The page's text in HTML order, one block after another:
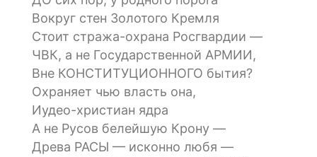
Вокруг стен Золотого Кремля
Стоит стража-охрана Росгвардии —
ЧВК, а не Государственной АРМИИ,
Вне КОНСТИТУЦИОННОГО бытия?
Охраняет чью власть она,
Иудео-христиан ядра
А не Русов белейшую Крону —
Древа РАСЫ — исконно любя —